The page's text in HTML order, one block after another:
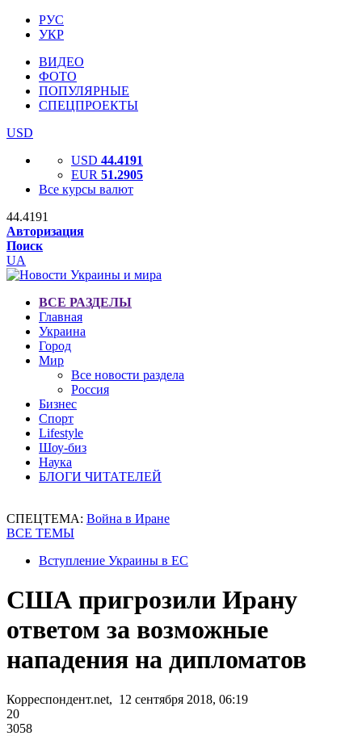
РУС
УКР
ВИДЕО
ФОТО
ПОПУЛЯРНЫЕ
СПЕЦПРОЕКТЫ
USD
USD 44.4191
EUR 51.2905
Все курсы валют
44.4191
Авторизация
Поиск
UA
ВСЕ РАЗДЕЛЫ
Главная
Украина
Город
Мир
Все новости раздела
Россия
Бизнес
Спорт
Lifestyle
Шоу-биз
Наука
БЛОГИ ЧИТАТЕЛЕЙ
СПЕЦТЕМА: Война в Иране
ВСЕ ТЕМЫ
Вступление Украины в ЕС
США пригрозили Ирану
ответом за возможные
нападения на дипломатов
Корреспондент.net, 12 сентября 2018, 06:19
20
3058